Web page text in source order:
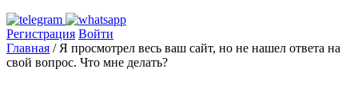
Регистрация Войти
Главная / Я просмотрел весь ваш сайт, но не нашел ответа на
свой вопрос. Что мне делать?